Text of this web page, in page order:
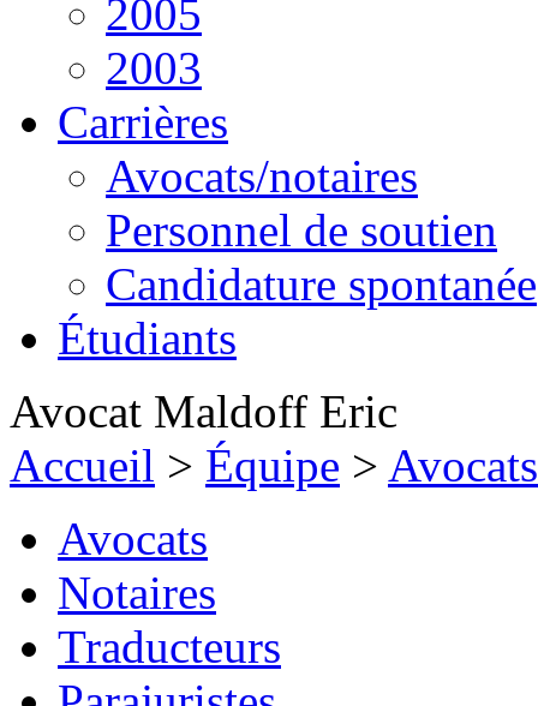
2005
2003
Carrières
Avocats/notaires
Personnel de soutien
Candidature spontanée
Étudiants
Avocat Maldoff Eric
Accueil > Équipe > Avocats
Avocats
Notaires
Traducteurs